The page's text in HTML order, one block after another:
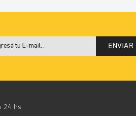
ENVIAR
24 hs